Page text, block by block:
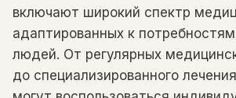
включают широкий спектр
адаптированных к
людей. От регулярных
до специализированного